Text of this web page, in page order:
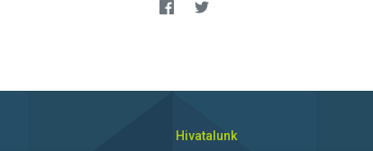
Hivatalunk